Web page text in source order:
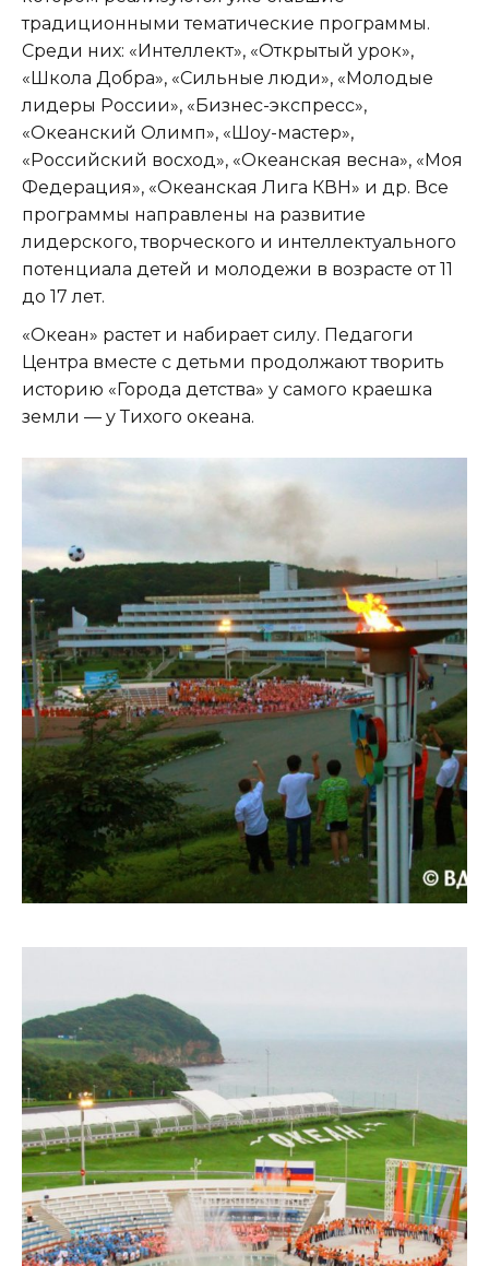
традиционными тематические программы.
Среди них: «Интеллект», «Открытый урок»,
«Школа Добра», «Сильные люди», «Молодые
лидеры России», «Бизнес-экспресс»,
«Океанский Олимп», «Шоу-мастер»,
«Российский восход», «Океанская весна», «Моя
Федерация», «Океанская Лига КВН» и др. Все
программы направлены на развитие
лидерского, творческого и интеллектуального
потенциала детей и молодежи в возрасте от 11
до 17 лет.
«Океан» растет и набирает силу. Педагоги
Центра вместе с детьми продолжают творить
историю «Города детства» у самого краешка
земли — у Тихого океана.